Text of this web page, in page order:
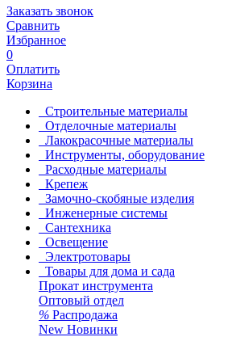
Заказать звонок
Сравнить
Избранное
0
Оплатить
Корзина
Строительные материалы
Отделочные материалы
Лакокрасочные материалы
Инструменты, оборудование
Расходные материалы
Крепеж
Замочно-скобяные изделия
Инженерные системы
Сантехника
Освещение
Электротовары
Товары для дома и сада
Прокат инструмента
Оптовый отдел
% Распродажа
New Новинки